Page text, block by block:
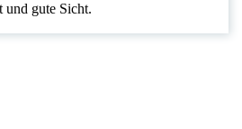
und gute Sicht.